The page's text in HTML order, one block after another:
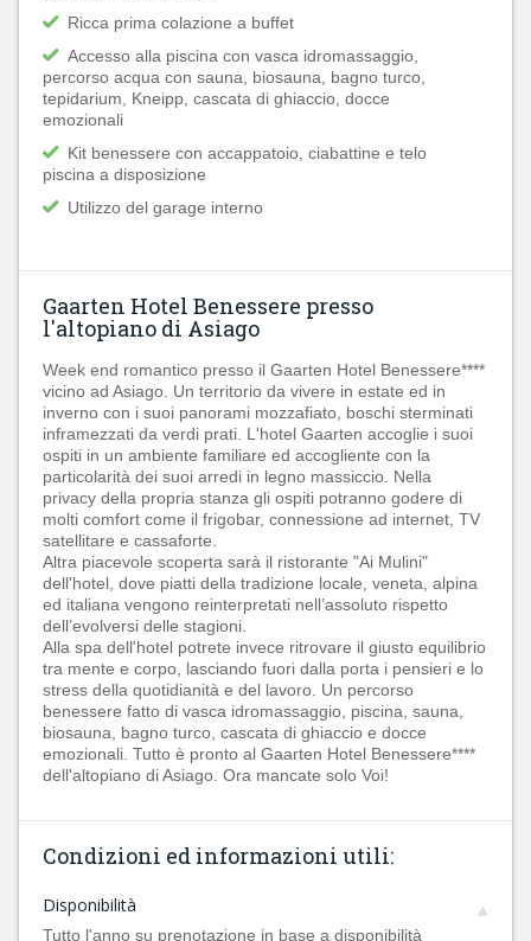
Ricca prima colazione a buffet
Accesso alla piscina con vasca idromassaggio,
percorso acqua con sauna, biosauna, bagno turco,
tepidarium, Kneipp, cascata di ghiaccio, docce
emozionali
Kit benessere con accappatoio, ciabattine e telo
piscina a disposizione
Utilizzo del garage interno
Gaarten Hotel Benessere presso
l'altopiano di Asiago
Week end romantico presso il Gaarten Hotel Benessere****
vicino ad Asiago. Un territorio da vivere in estate ed in
inverno con i suoi panorami mozzafiato, boschi sterminati
inframezzati da verdi prati. L'hotel Gaarten accoglie i suoi
ospiti in un ambiente familiare ed accogliente con la
particolarità dei suoi arredi in legno massiccio. Nella
privacy della propria stanza gli ospiti potranno godere di
molti comfort come il frigobar, connessione ad internet, TV
satellitare e cassaforte.
Altra piacevole scoperta sarà il ristorante "Ai Mulini"
dell'hotel, dove piatti della tradizione locale, veneta, alpina
ed italiana vengono reinterpretati nell’assoluto rispetto
dell’evolversi delle stagioni.
Alla spa dell'hotel potrete invece ritrovare il giusto equilibrio
tra mente e corpo, lasciando fuori dalla porta i pensieri e lo
stress della quotidianità e del lavoro. Un percorso
benessere fatto di vasca idromassaggio, piscina, sauna,
biosauna, bagno turco, cascata di ghiaccio e docce
emozionali. Tutto è pronto al Gaarten Hotel Benessere****
dell'altopiano di Asiago. Ora mancate solo Voi!
Condizioni ed informazioni utili:
Disponibilità
Tutto l'anno su prenotazione in base a disponibilità